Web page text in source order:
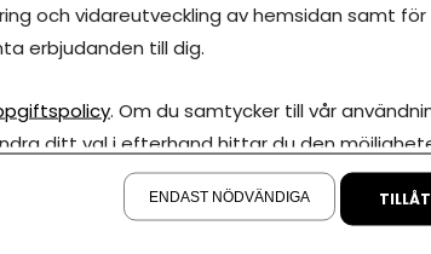
Annonsera
och vidareutveckling av hemsidan samt
erbjudanden till dig.
. Om du samtycker till vår
ditt val i efterhand hittar du den
ENDAST NÖDVÄNDIGA